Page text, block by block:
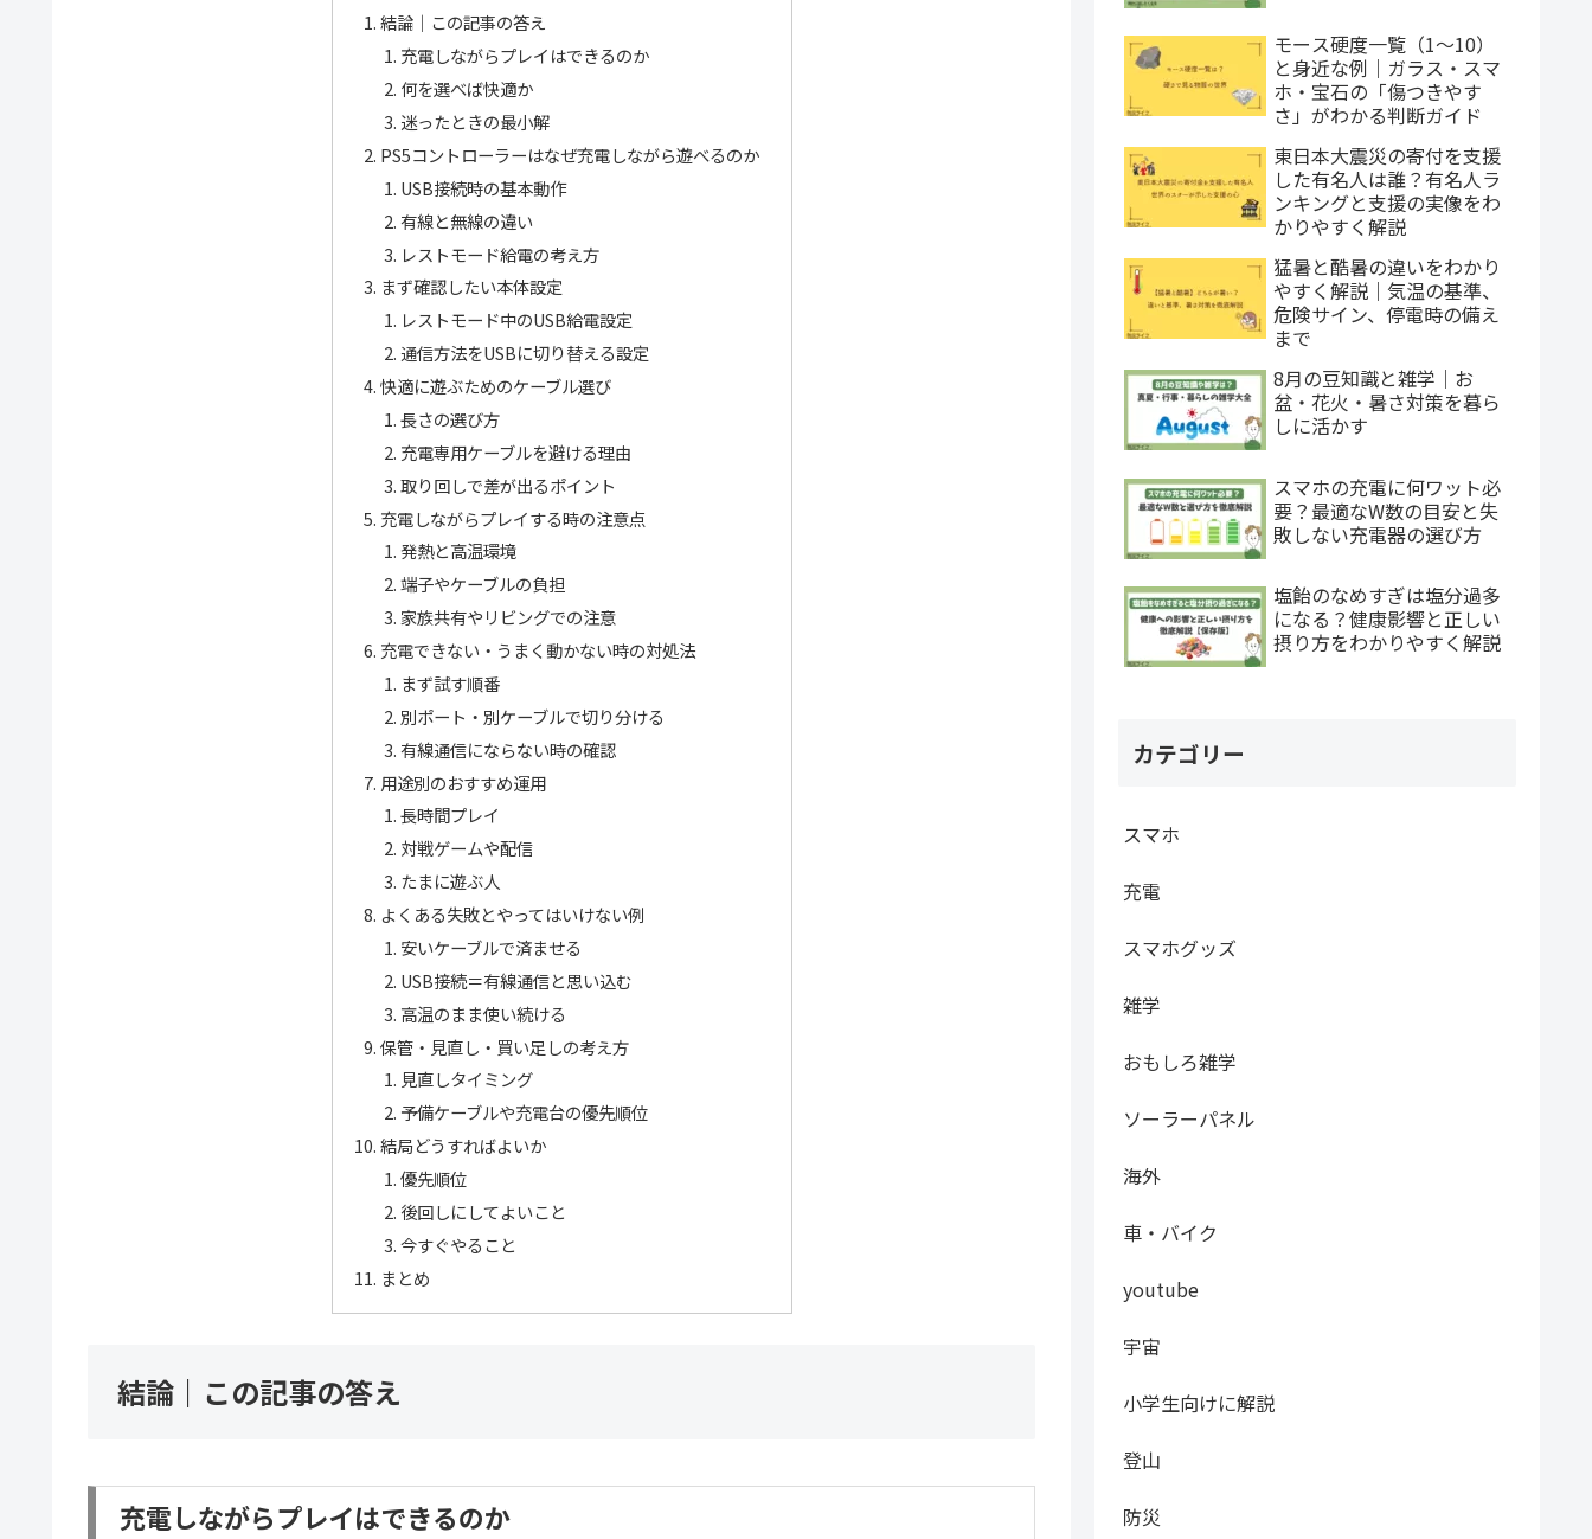
結論｜この記事の答え
充電しながらプレイはできるのか
何を選べば快適か
迷ったときの最小解
PS5コントローラーはなぜ充電しながら遊べるのか
USB接続時の基本動作
有線と無線の違い
レストモード給電の考え方
まず確認したい本体設定
レストモード中のUSB給電設定
通信方法をUSBに切り替える設定
快適に遊ぶためのケーブル選び
長さの選び方
充電専用ケーブルを避ける理由
取り回しで差が出るポイント
充電しながらプレイする時の注意点
発熱と高温環境
端子やケーブルの負担
家族共有やリビングでの注意
充電できない・うまく動かない時の対処法
まず試す順番
別ポート・別ケーブルで切り分ける
有線通信にならない時の確認
用途別のおすすめ運用
長時間プレイ
対戦ゲームや配信
たまに遊ぶ人
よくある失敗とやってはいけない例
安いケーブルで済ませる
USB接続＝有線通信と思い込む
高温のまま使い続ける
保管・見直し・買い足しの考え方
見直しタイミング
予備ケーブルや充電台の優先順位
結局どうすればよいか
優先順位
後回しにしてよいこと
今すぐやること
まとめ
結論｜この記事の答え
充電しながらプレイはできるのか
モース硬度一覧（1〜10）
と身近な例｜ガラス・スマ
ホ・宝石の「傷つきやす
さ」がわかる判断ガイド
東日本大震災の寄付を支援
した有名人は誰？有名人ラ
ンキングと支援の実像をわ
かりやすく解説
猛暑と酷暑の違いをわかり
やすく解説｜気温の基準、
危険サイン、停電時の備え
まで
8月の豆知識と雑学｜お
盆・花火・暑さ対策を暮ら
しに活かす
スマホの充電に何ワット必
要？最適なW数の目安と失
敗しない充電器の選び方
塩飴のなめすぎは塩分過多
になる？健康影響と正しい
摂り方をわかりやすく解説
カテゴリー
スマホ
充電
スマホグッズ
雑学
おもしろ雑学
ソーラーパネル
海外
車・バイク
youtube
宇宙
小学生向けに解説
登山
防災